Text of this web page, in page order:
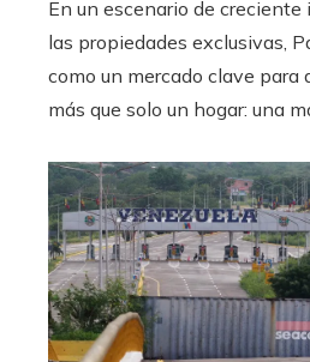
En un escenario de
las propiedades exclusivas,
como un mercado clave para
más que solo un hogar: una